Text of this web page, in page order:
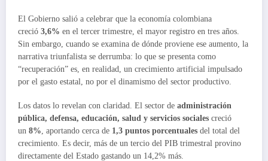
El Gobierno salió a celebrar que la economía colombiana
creció 3,6% en el tercer trimestre, el mayor registro en tres años.
Sin embargo, cuando se examina de dónde proviene ese aumento, la
narrativa triunfalista se derrumba: lo que se presenta como
“recuperación” es, en realidad, un crecimiento artificial impulsado
por el gasto estatal, no por el dinamismo del sector productivo.
Los datos lo revelan con claridad. El sector de administración
pública, defensa, educación, salud y servicios sociales creció
un 8% , aportando cerca de 1,3 puntos porcentuales del total del
crecimiento. Es decir, más de un tercio del PIB trimestral provino
directamente del Estado gastando un 14,2% más.